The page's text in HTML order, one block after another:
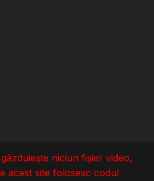
niciun fișier video,
acest site folosesc codul